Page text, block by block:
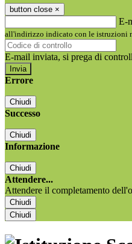
button close ×
E-
all'indirizzo indicato con le istruzioni
E-mail inviata, si prega di
Errore
Chiudi
Successo
Chiudi
Informazione
Chiudi
Attendere...
Attendere il completamento
Chiudi
Chiudi